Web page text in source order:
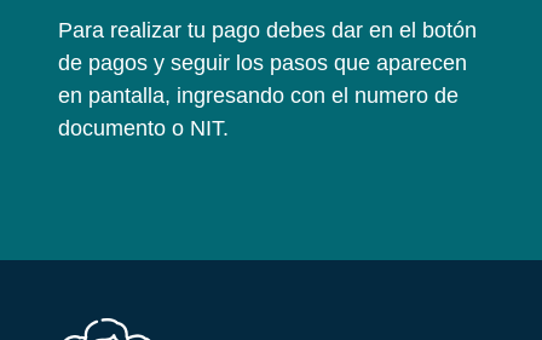
Para realizar tu pago debes dar en el botón
de pagos y seguir los pasos que aparecen
en pantalla, ingresando con el numero de
documento o NIT.